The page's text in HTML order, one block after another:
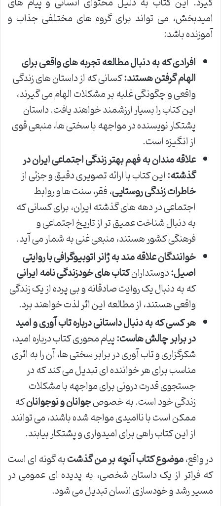
امیدبخش، می تواند برای گروه های مختلفی جذاب و
آموزنده باشد:
افرادی که به دنبال مطالعه تجربه های واقعی برای
الهام گرفتن هستند:کسانی که از داستان های زندگی
واقعی و چگونگی غلبه بر مشکلات الهام می گیرند،
این کتاب را بسیار ارزشمند خواهند یافت. داستان
پشتکار نویسنده در مواجهه با سختی ها، منبعی قوی
از انگیزه است.
علاقه مندان به فهم بهتر زندگی اجتماعی ایران در
گذشته:این کتاب با ارائه تصویری دقیق و جزئی از
خاطرات زندگی روستایی، فقر، سنت ها و روابط
اجتماعی در دهه های گذشته ایران، برای کسانی که
به دنبال شناخت عمیق تر از تاریخ اجتماعی و
فرهنگی کشور هستند، منبعی غنی به شمار می آید.
خوانندگان علاقه مند به ژانر اتوبیوگرافی با روایتی
اصیل:دوستدارانکتاب های خودزندگی نامه ایرانی
که به دنبال یک روایت صادقانه و بی پرده از یک زندگی
واقعی هستند، از مطالعه این اثر لذت خواهند برد.
هر کسی که به دنبال داستانی درباره تاب آوری و امید
در برابر چالش هاست:پیام محوری کتاب درباره امید،
شکرگزاری و تاب آوری در برابر سختی ها، آن را به اثری
مناسب برای هر خواننده ای تبدیل می کند که در
جستجوی قدرت درونی برای مواجهه با مشکلات
زندگی خود است. به خصوصجوانان و نوجوانانکه
ممکن است با ناامیدی مواجه شده باشند، می توانند
از این کتاب راهی برای امیدواری و پشتکار بیابند.
در واقع،موضوع کتاب آنچه بر من گذشتبه گونه ای است
که فراتر از یک داستان شخصی، به پدیده ای عمومی در
مسیر رشد و خودسازی انسان تبدیل می شود.